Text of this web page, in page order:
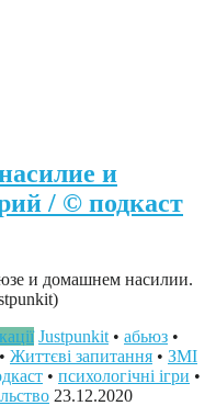
и
/ © подкаст
и домашнем насилии.
Justpunkit • абьюз •
• Життєві запитання • ЗМІ
• психологічні ігри •
23.12.2020